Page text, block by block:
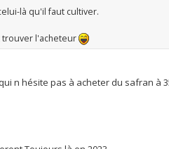
là qu'il faut cultiver.
trouver l'acheteur
n hésite pas à acheter du safran à